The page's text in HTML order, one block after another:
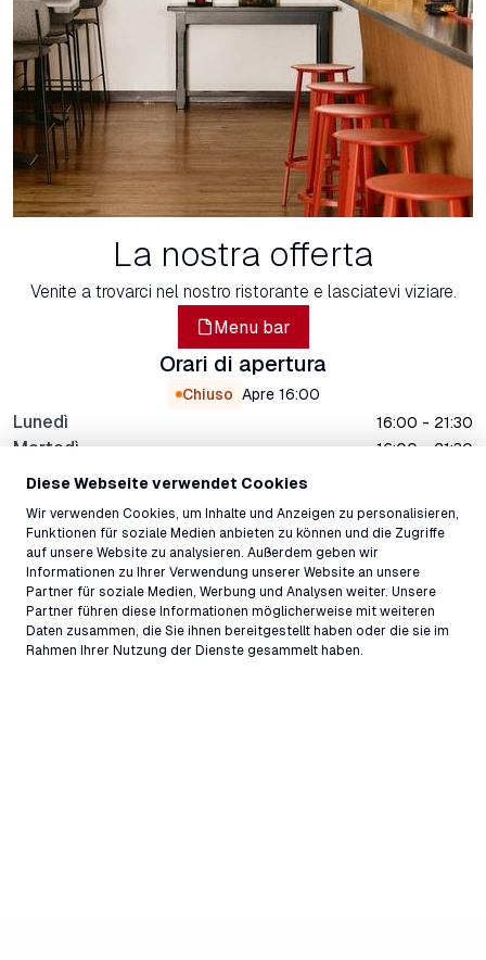
Diese Webseite verwendet Cookies
Wir verwenden Cookies, um Inhalte und Anzeigen zu personalisieren,
Funktionen für soziale Medien anbieten zu können und die Zugriffe
auf unsere Website zu analysieren. Außerdem geben wir
Informationen zu Ihrer Verwendung unserer Website an unsere
Partner für soziale Medien, Werbung und Analysen weiter. Unsere
Partner führen diese Informationen möglicherweise mit weiteren
Daten zusammen, die Sie ihnen bereitgestellt haben oder die sie im
Rahmen Ihrer Nutzung der Dienste gesammelt haben.
La nostra offerta
Venite a trovarci nel nostro ristorante e lasciatevi viziare.
Menu bar
Orari di apertura
Chiuso Apre 16:00
Lunedì 16:00 - 21:30
Martedì 16:00 - 21:30
Mercoledì
Venerdì 16:00 - 21:30
Sabato 16:00 - 21:30
Domenica
16:00 - 21:30
Tutti gli orari